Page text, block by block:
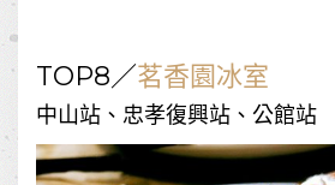
TOP8／茗香園冰室
中山站、忠孝復興站、公館站